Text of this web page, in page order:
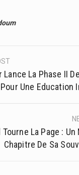
Lance La Phase II
Une Education
Tourne La Page : Un
Chapitre De Sa